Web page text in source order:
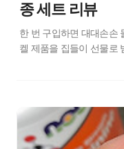
종 세트 리뷰
한 번 구입하면 대대손손
켈 제품을 집들이 선물로
나게 되었습니다. 혼수
FIVE STAR 제품 선물로
가 무려 별이 다섯개! 파